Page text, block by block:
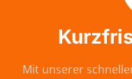
Mit unserer